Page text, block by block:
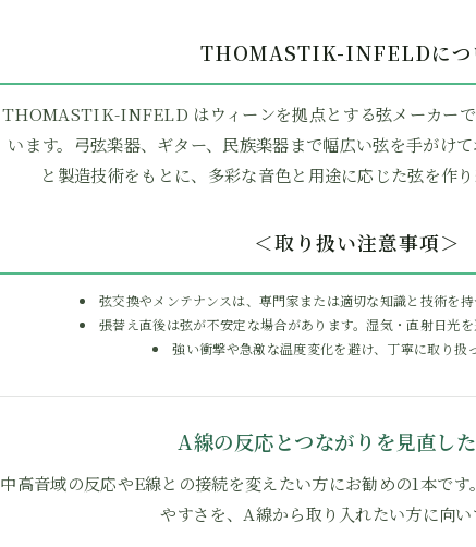
THOMASTIK-INFELDにつ
THOMASTIK-INFELD はウィーンを拠点とする弦メーカー
います。弓弦楽器、ギター、民族楽器まで幅広い弦を手がけ
と製造技術をもとに、多彩な音色と用途に応じた弦を作り
＜取り扱い注意事項＞
弦交換やメンテナンスは、専門家または適切な知識と技術を持
張替え直後は弦が不安定な場合があります。湿気・直射日光を
強い衝撃や急激な温度変化を避け、丁寧に取り扱
A線の反応とつながりを見直し
中高音域の反応やE線との接続を変えたい方にお勧めの1本で
やすさを、A線から取り入れたい方に向い